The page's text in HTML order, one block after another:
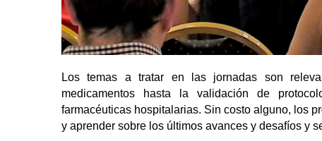
Los temas a tratar en las jornadas son
medicamentos hasta la validación de
farmacéuticas hospitalarias. Sin costo alguno, los
y aprender sobre los últimos avances y desafíos y